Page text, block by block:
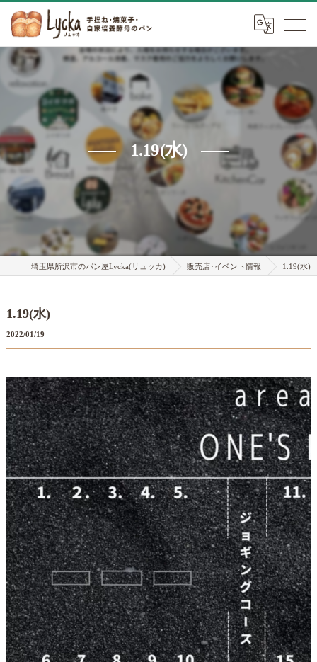
1.19(水)
埼玉県所沢市のパン屋Lycka(リュッカ) 販売店･イベント情報 1.19(水)
1.19(水)
2022/01/19